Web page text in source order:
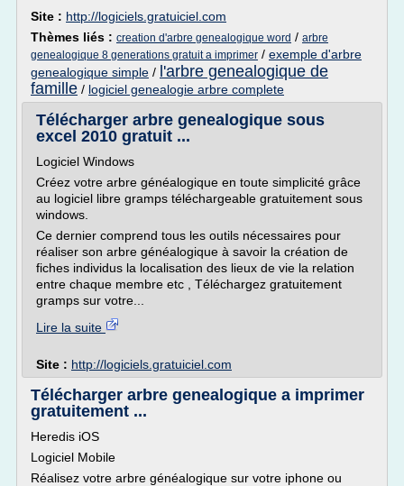
Site : http://logiciels.gratuiciel.com
Thèmes liés : creation d'arbre genealogique word / arbre
genealogique 8 generations gratuit a imprimer / exemple d'arbre
genealogique simple / l'arbre genealogique de
famille / logiciel genealogie arbre complete
Télécharger arbre genealogique sous
excel 2010 gratuit ...
Logiciel Windows
Créez votre arbre généalogique en toute simplicité grâce
au logiciel libre gramps téléchargeable gratuitement sous
windows.
Ce dernier comprend tous les outils nécessaires pour
réaliser son arbre généalogique à savoir la création de
fiches individus la localisation des lieux de vie la relation
entre chaque membre etc , Téléchargez gratuitement
gramps sur votre...
Lire la suite
Site : http://logiciels.gratuiciel.com
Télécharger arbre genealogique a imprimer
gratuitement ...
Heredis iOS
Logiciel Mobile
Réalisez votre arbre généalogique sur votre iphone ou